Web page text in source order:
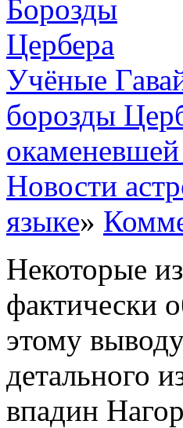
Учёные
борозды
Новости
языке»
Некоторые
фактически
этому
детального
впадин